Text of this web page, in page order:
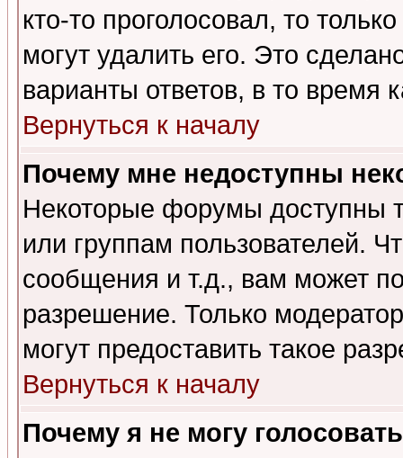
кто-то проголосовал, то
могут удалить его. Это
варианты ответов, в то время
Вернуться к началу
Почему мне недоступны
Некоторые форумы доступны
или группам пользователей.
сообщения и т.д., вам может
разрешение. Только
могут предоставить такое
Вернуться к началу
Почему я не могу